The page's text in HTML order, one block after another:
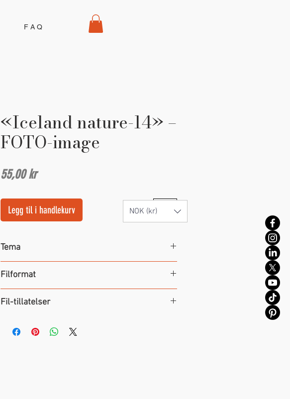
F A Q
«Iceland nature-14» –
FOTO-image
55,00 krPris
Legg til i handlekurv
Tema
Filformat
Fil-tillatelser
kommersielle formål.
NOK (kr)